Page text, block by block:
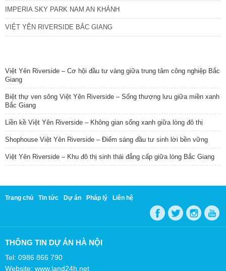
IMPERIA SKY PARK NAM AN KHÁNH
VIỆT YÊN RIVERSIDE BẮC GIANG
Việt Yên Riverside – Cơ hội đầu tư vàng giữa trung tâm công nghiệp Bắc
Giang
Biệt thự ven sông Việt Yên Riverside – Sống thượng lưu giữa miền xanh
Bắc Giang
Liền kề Việt Yên Riverside – Không gian sống xanh giữa lòng đô thị
Shophouse Việt Yên Riverside – Điểm sáng đầu tư sinh lời bền vững
Việt Yên Riverside – Khu đô thị sinh thái đẳng cấp giữa lòng Bắc Giang
Trang chủ Tin tức Dự án Pháp lý Liên hệ
THÔNG TIN DỰ ÁN HÀ NỘI
Tel: 0986 866 790
Website: www.land24h.net